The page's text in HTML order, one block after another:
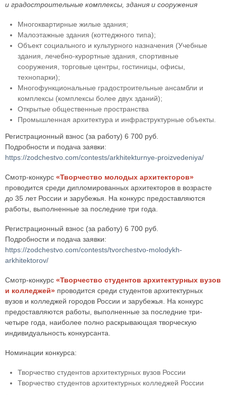
и градостроительные комплексы, здания и сооружения
Многоквартирные жилые здания;
Малоэтажные здания (коттеджного типа);
Объект социального и культурного назначения (Учебные
здания, лечебно-курортные здания, спортивные
сооружения, торговые центры, гостиницы, офисы,
технопарки);
Многофункциональные градостроительные ансамбли и
комплексы (комплексы более двух зданий);
Открытые общественные пространства
Промышленная архитектура и инфраструктурные объекты.
Регистрационный взнос (за работу) 6 700 руб.
Подробности и подача заявки:
https://zodchestvo.com/contests/arkhitekturnye-proizvedeniya/
Смотр-конкурс «Творчество молодых архитекторов»
проводится среди дипломированных архитекторов в возрасте
до 35 лет России и зарубежья. На конкурс предоставляются
работы, выполненные за последние три года.
Регистрационный взнос (за работу) 6 700 руб.
Подробности и подача заявки:
https://zodchestvo.com/contests/tvorchestvo-molodykh-
arkhitektorov/
Смотр-конкурс «Творчество студентов архитектурных вузов
и колледжей» проводится среди студентов архитектурных
вузов и колледжей городов России и зарубежья. На конкурс
предоставляются работы, выполненные за последние три-
четыре года, наиболее полно раскрывающая творческую
индивидуальность конкурсанта.
Номинации конкурса:
Творчество студентов архитектурных вузов России
Творчество студентов архитектурных колледжей России